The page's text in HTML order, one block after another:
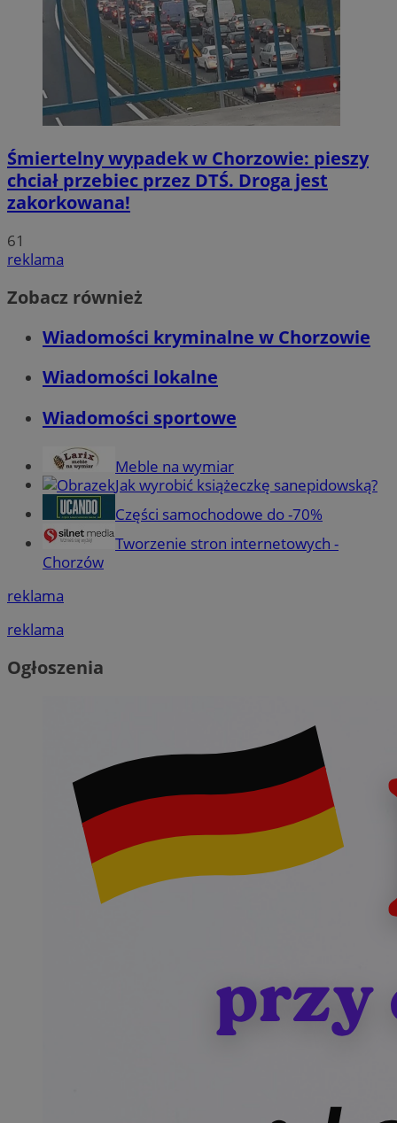
Śmiertelny wypadek w Chorzowie: pieszy
chciał przebiec przez DTŚ. Droga jest
zakorkowana!
61
reklama
Zobacz również
Wiadomości kryminalne w Chorzowie
Wiadomości lokalne
Wiadomości sportowe
Meble na wymiar
Jak wyrobić książeczkę sanepidowską?
Części samochodowe do -70%
Tworzenie stron internetowych -
Chorzów
reklama
reklama
Ogłoszenia